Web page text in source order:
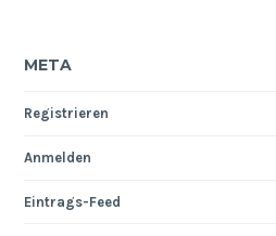
META
Registrieren
Anmelden
Eintrags-Feed